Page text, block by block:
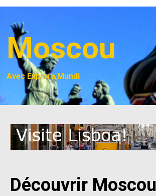
Moscou
Avec Explora Mundi
Découvrir Moscou